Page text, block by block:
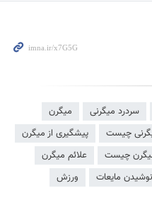
سردرد میگرنی
میگرن
چیست
پیشگیری از میگرن
چیست
علائم میگرن
نوشیدن مایعات
ورزش